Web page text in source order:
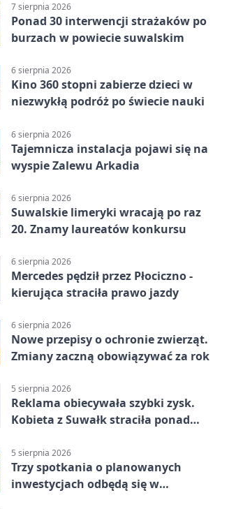
7 sierpnia 2026
Ponad 30 interwencji strażaków po
burzach w powiecie suwalskim
6 sierpnia 2026
Kino 360 stopni zabierze dzieci w
niezwykłą podróż po świecie nauki
6 sierpnia 2026
Tajemnicza instalacja pojawi się na
wyspie Zalewu Arkadia
6 sierpnia 2026
Suwalskie limeryki wracają po raz
20. Znamy laureatów konkursu
6 sierpnia 2026
Mercedes pędził przez Płociczno -
kierująca straciła prawo jazdy
6 sierpnia 2026
Nowe przepisy o ochronie zwierząt.
Zmiany zaczną obowiązywać za rok
5 sierpnia 2026
Reklama obiecywała szybki zysk.
Kobieta z Suwałk straciła ponad
5 sierpnia 2026
Trzy spotkania o planowanych
inwestycjach odbędą się w